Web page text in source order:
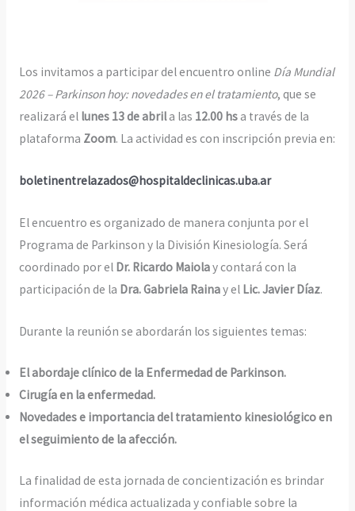
Los invitamos a participar del encuentro online Día Mundial
2026 – Parkinson hoy: novedades en el tratamiento, que se
realizará el lunes 13 de abrila las 12.00 hsa través de la
plataforma Zoom. La actividad es con inscripción previa en:
boletinentrelazados@hospitaldeclinicas.uba.ar
El encuentro es organizado de manera conjunta por el
Programa de Parkinson y la División Kinesiología. Será
coordinado por el Dr. Ricardo Maiolay contará con la
participación de la Dra. Gabriela Rainay el Lic. Javier Díaz.
Durante la reunión se abordarán los siguientes temas:
El abordaje clínico de la Enfermedad de Parkinson.
Cirugía en la enfermedad.
Novedades e importancia del tratamiento kinesiológico en
el seguimiento de la afección.
La finalidad de esta jornada de concientización es brindar
información médica actualizada y confiable sobre la